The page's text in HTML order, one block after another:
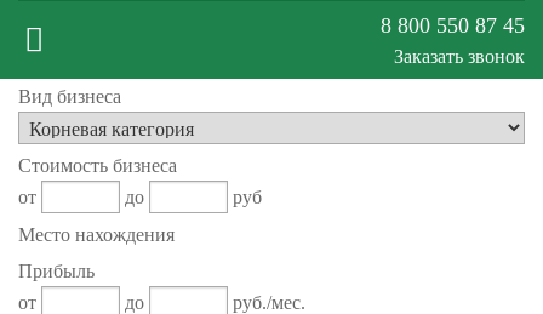
Меню
сайта
8 800 550 87 45
Заказать звонок
Вид бизнеса
Стоимость бизнеса
от
до
руб
Место нахождения
Прибыль
от
до
руб./мес.